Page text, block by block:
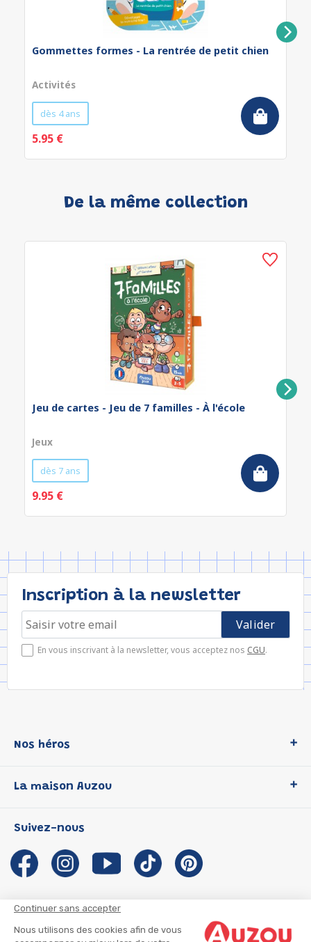
Continuer sans accepter
Nous utilisons des cookies afin de vous
Gommettes formes - La rentrée de petit chien
Activités
dès 4 ans
5.95 €
De la même collection
Jeu de cartes - Jeu de 7 familles - À l'école
Jeux
dès 7 ans
9.95 €
Inscription à la newsletter
En vous inscrivant à la newsletter, vous acceptez nos CGU.
Nos héros
P'tit Loup
Les Influenceuses
Migali
Petite Taupe
La maison Auzou
Notre histoire
Auzou s'engage
Auteurs et illustrateurs Auzou
Suivre mon colis
Suivez-nous
CGU